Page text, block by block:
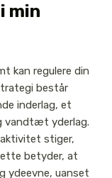
min
kan regulere din
består
inderlag, et
vandtæt yderlag.
stiger,
betyder, at
ydeevne, uanset